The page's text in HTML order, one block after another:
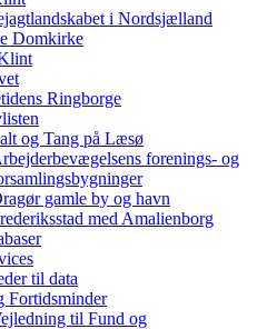
i Nordsjælland
Domkirke
Ringborge
og Tang på Læsø
forenings- og
gamle by og havn
med Amalienborg
til data
Fortidsminder
til Fund og